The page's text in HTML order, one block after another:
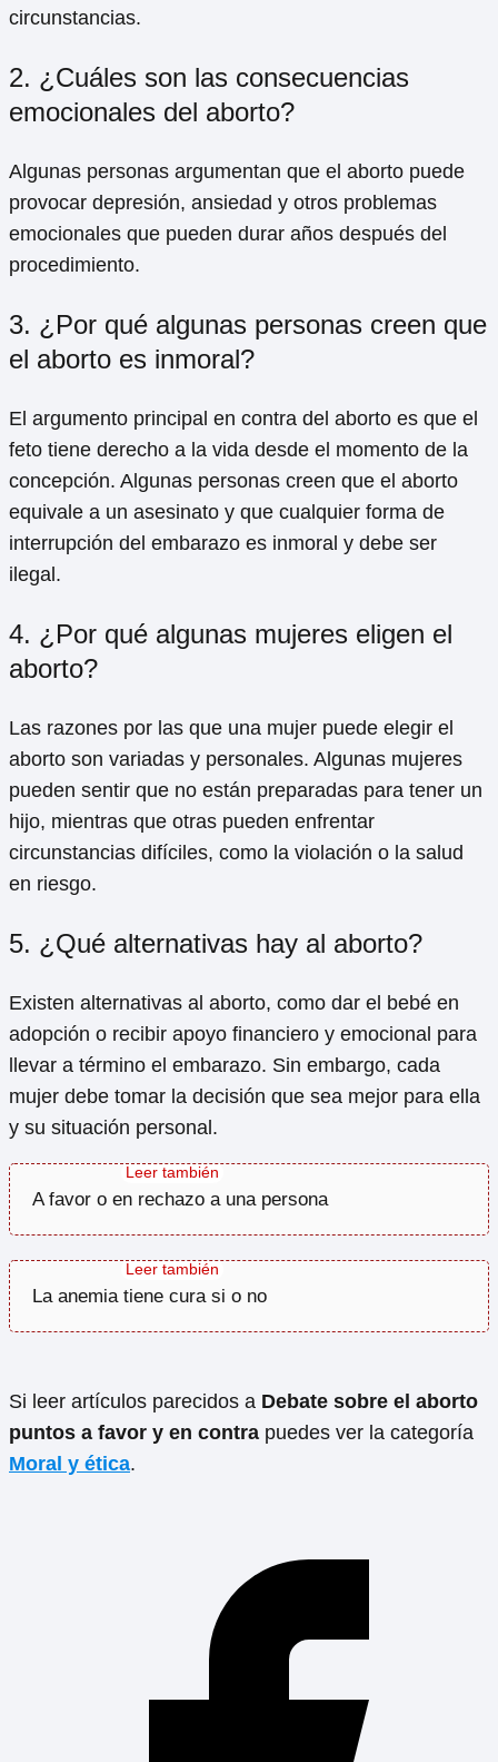
circunstancias.
2. ¿Cuáles son las consecuencias
emocionales del aborto?
Algunas personas argumentan que el aborto puede
provocar depresión, ansiedad y otros problemas
emocionales que pueden durar años después del
procedimiento.
3. ¿Por qué algunas personas creen que
el aborto es inmoral?
El argumento principal en contra del aborto es que el
feto tiene derecho a la vida desde el momento de la
concepción. Algunas personas creen que el aborto
equivale a un asesinato y que cualquier forma de
interrupción del embarazo es inmoral y debe ser
ilegal.
4. ¿Por qué algunas mujeres eligen el
aborto?
Las razones por las que una mujer puede elegir el
aborto son variadas y personales. Algunas mujeres
pueden sentir que no están preparadas para tener un
hijo, mientras que otras pueden enfrentar
circunstancias difíciles, como la violación o la salud
en riesgo.
5. ¿Qué alternativas hay al aborto?
Existen alternativas al aborto, como dar el bebé en
adopción o recibir apoyo financiero y emocional para
llevar a término el embarazo. Sin embargo, cada
mujer debe tomar la decisión que sea mejor para ella
y su situación personal.
A favor o en rechazo a una persona
La anemia tiene cura si o no
Si leer artículos parecidos a Debate sobre el aborto
puntos a favor y en contra puedes ver la categoría
Moral y ética.